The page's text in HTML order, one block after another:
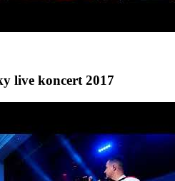
live koncert 2017